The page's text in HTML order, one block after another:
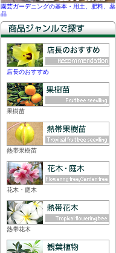
園芸ガーデニングの基本・用土、肥料、薬
品
店長のおすすめ
果樹苗
熱帯果樹苗
花木・庭木
熱帯花木